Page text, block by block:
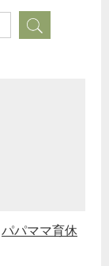
パパママ育休